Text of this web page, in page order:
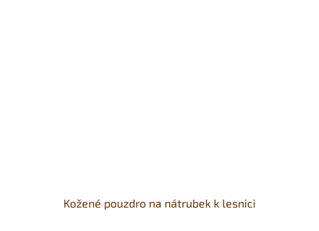
Kožené pouzdro na nátrubek k lesnici